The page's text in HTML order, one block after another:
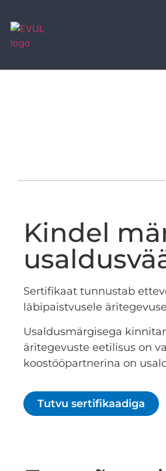
Kindel
Sertifikaat tunnustab
läbipaistvusele
Usaldusmärgisega
äritegevuste eetilisus on
koostööpartnerina on
Tutvu sertifikaadiga